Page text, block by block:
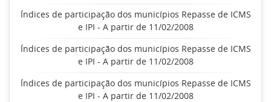
Índices de participação dos municípios Repasse de ICMS
e IPI - A partir de 11/02/2008
Índices de participação dos municípios Repasse de ICMS
e IPI - A partir de 11/02/2008
Índices de participação dos municípios Repasse de ICMS
e IPI - A partir de 11/02/2008